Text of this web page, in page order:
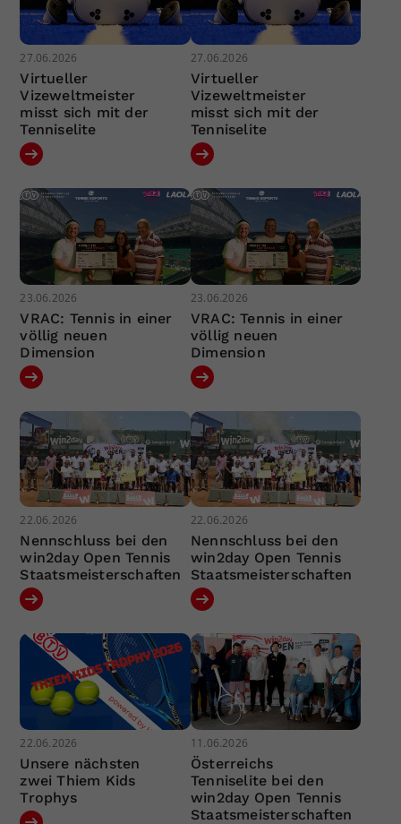
27.06.2026
Virtueller
Vizeweltmeister
misst sich mit der
Tenniselite
27.06.2026
Virtueller
Vizeweltmeister
misst sich mit der
Tenniselite
23.06.2026
VRAC: Tennis in einer
völlig neuen
Dimension
23.06.2026
VRAC: Tennis in einer
völlig neuen
Dimension
22.06.2026
Nennschluss bei den
win2day Open Tennis
Staatsmeisterschaften
22.06.2026
Nennschluss bei den
win2day Open Tennis
Staatsmeisterschaften
22.06.2026
Unsere nächsten
zwei Thiem Kids
Trophys
11.06.2026
Österreichs
Tenniselite bei den
win2day Open Tennis
Staatsmeisterschaften